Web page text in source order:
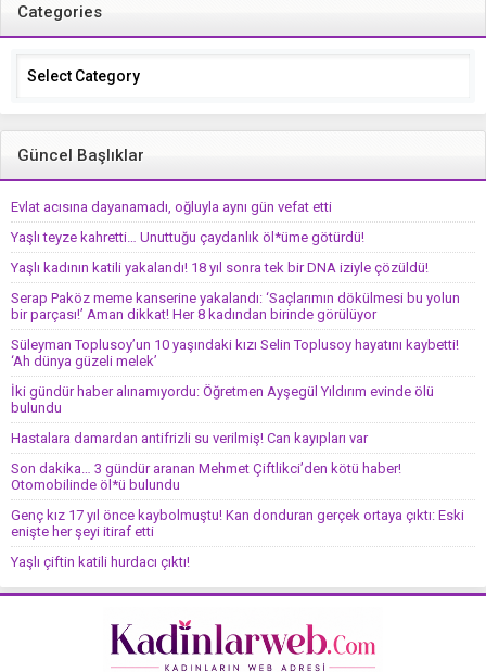
Categories
Categories
Güncel Başlıklar
Evlat acısına dayanamadı, oğluyla aynı gün vefat etti
Yaşlı teyze kahretti… Unuttuğu çaydanlık öl*üme götürdü!
Yaşlı kadının katili yakalandı! 18 yıl sonra tek bir DNA iziyle çözüldü!
Serap Paköz meme kanserine yakalandı: ‘Saçlarımın dökülmesi bu yolun
bir parçası!’ Aman dikkat! Her 8 kadından birinde görülüyor
Süleyman Toplusoy’un 10 yaşındaki kızı Selin Toplusoy hayatını kaybetti!
‘Ah dünya güzeli melek’
İki gündür haber alınamıyordu: Öğretmen Ayşegül Yıldırım evinde ölü
bulundu
Hastalara damardan antifrizli su verilmiş! Can kayıpları var
Son dakika… 3 gündür aranan Mehmet Çiftlikci’den kötü haber!
Otomobilinde öl*ü bulundu
Genç kız 17 yıl önce kaybolmuştu! Kan donduran gerçek ortaya çıktı: Eski
enişte her şeyi itiraf etti
Yaşlı çiftin katili hurdacı çıktı!